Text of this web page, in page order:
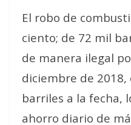
El robo de
ciento; de 72 mil
de manera ilegal
diciembre de 2018,
barriles a la fecha,
ahorro diario de